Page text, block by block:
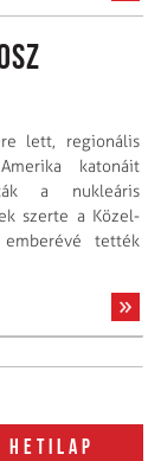
lett, regionális
katonáit
a nukleáris
szerte a Közel-
tették
hetilap